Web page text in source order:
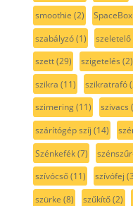
smoothie (2) SpaceBox
szabályzó(1) szeletelő
szett(29) szigetelés (2)
szikra (11) szikratrafó
szimering(11) szivacs
szárítógép szíj (14)
Szénkefék(7)
szívócső(11) szívófej
szürke (8) szűkítő(2)